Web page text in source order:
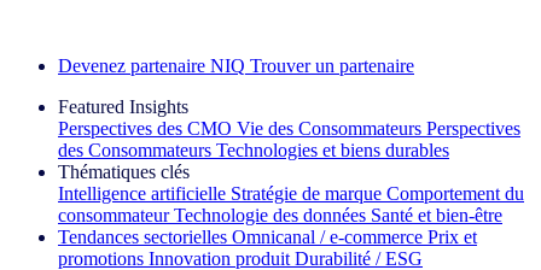
Devenez partenaire NIQ Trouver un partenaire
Featured Insights
Perspectives des CMO Vie des Consommateurs Perspectives
des Consommateurs Technologies et biens durables
Thématiques clés
Intelligence artificielle Stratégie de marque Comportement du
consommateur Technologie des données Santé et bien‑être
Tendances sectorielles Omnicanal / e‑commerce Prix et
promotions Innovation produit Durabilité / ESG